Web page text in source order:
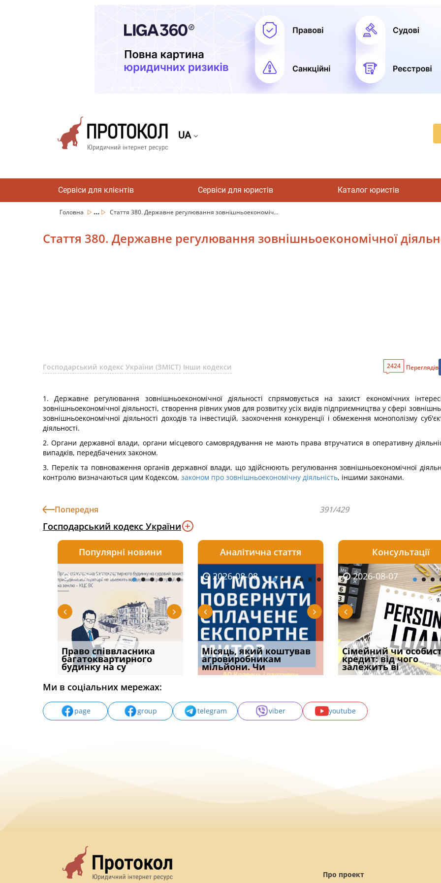
UA
Сервіси для клієнтів Сервіси для юристів Каталог юристів
Головна ... Стаття 380. Державне регулювання зовнішньоекономіч...
Стаття 380. Державне регулювання зовнішньоекономічної
Господарський кодекс України (ЗМІСТ) Інши кодекси 2424 Переглядів
1. Державне регулювання зовнішньоекономічної діяльності спрямовується на захист економічних
зовнішньоекономічної діяльності, створення рівних умов для розвитку усіх видів підприємництва у сфері
зовнішньоекономічної діяльності доходів та інвестицій, заохочення конкуренції і обмеження монополізму
діяльності.
2. Органи державної влади, органи місцевого самоврядування не мають права втручатися в оперативну
випадків, передбачених законом.
3. Перелік та повноваження органів державної влади, що здійснюють регулювання зовнішньоекономічної
контролю визначаються цим Кодексом, законом про зовнішньоекономічну діяльність, іншими законами.
Попередня 391/429
Господарський кодекс України
Популярні новини
2026-08-07
Право співвласника
багатоквартирного
будинку на су
2026-08-06
Якщо суд встановив для
відшкодування шкоди
наявніс
2026-08-06
Документи, на яких не
проставляється
апостиль: пер
Аналітична стаття
2026-08-03
ФУНДАМЕНТАЛЬНА
ПРОБЛЕМА «СУДОВОЇ
ПРАКТИКИ», АБО ПР
2026-08-08
Місяць, який коштував
агровиробникам
мільйони. Чи
2026-08-07
Огляд практики ВС від
Ростислава Кравця, що
опублі
Консультації
2026-08-05
Чи потрібна ФОП
печатка у 2026 році:
правила засто
2026-08-07
Сімейний чи
кредит: від чого
залежить ві
2026-07-30
Восьмий ААС
підтвердив, що
може скас
Ми в соціальних мережах:
page group telegram viber youtube
Про проект